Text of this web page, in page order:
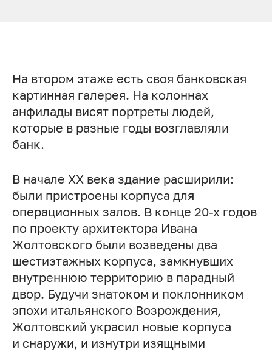
На втором этаже есть своя банковская
картинная галерея. На колоннах
анфилады висят портреты людей,
которые в разные годы возглавляли
банк.
В начале XX века здание расширили:
были пристроены корпуса для
операционных залов. В конце 20-х годов
по проекту архитектора Ивана
Жолтовского были возведены два
шестиэтажных корпуса, замкнувших
внутреннюю территорию в парадный
двор. Будучи знатоком и поклонником
эпохи итальянского Возрождения,
Жолтовский украсил новые корпуса
и снаружи, и изнутри изящными